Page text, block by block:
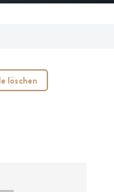
löschen